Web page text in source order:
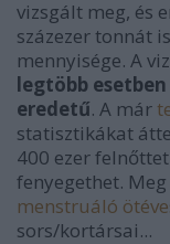
vizsgált meg, és
százezer tonnát
mennyisége. A
legtöbb
eredetű. A már
statisztikákat
400 ezer
fenyegethet.
menstruáló
sors/kortársai...